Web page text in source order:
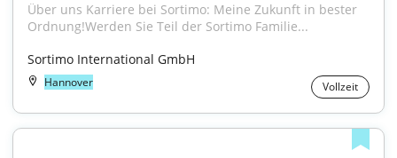
Über uns Karriere bei Sortimo: Meine Zukunft in bester
Ordnung!Werden Sie Teil der Sortimo Familie...
Sortimo International GmbH
Hannover Vollzeit